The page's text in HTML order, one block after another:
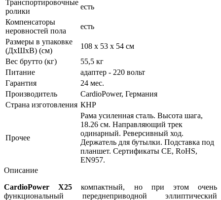
Транспортировочные
ролики
есть
Компенсаторы
неровностей пола
есть
Размеры в упаковке
(ДхШхВ) (см)
108 х 53 х 54 см
Вес брутто (кг)
55,5 кг
Питание
адаптер - 220 вольт
Гарантия
24 мес.
Производитель
CardioPower, Германия
Страна изготовления КНР
Прочее
Рама усиленная сталь. Высота шага,
18.26 см. Направляющий трек
одинарный. Реверсивный ход.
Держатель для бутылки. Подставка под
планшет. Сертификаты CE, RoHS,
EN957.
Описание
CardioPower X25 компактный, но при этом очень
функциональный переднеприводной эллиптический